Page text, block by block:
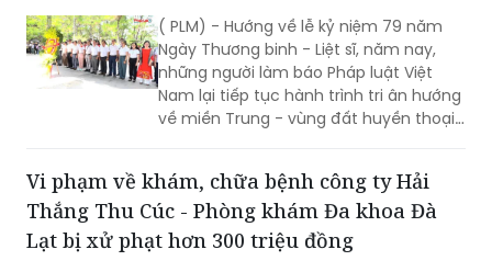
cơ hội học tập cho học sinh sau kỳ thi
tuyển sinh vừa qua.
Hành trình “bồi đắp tâm hồn, gieo hạt mầm
xanh”
( PLM) - Hướng về lễ kỷ niệm 79 năm
Ngày Thương binh - Liệt sĩ, năm nay,
Nam lại tiếp tục hành trình tri ân hướng
về miền Trung - vùng đất huyền thoại
với biết bao người con ưu tú đã không
tiếc thân mình, hiến dâng tuổi thanh
Vi phạm về khám, chữa bệnh công ty Hải